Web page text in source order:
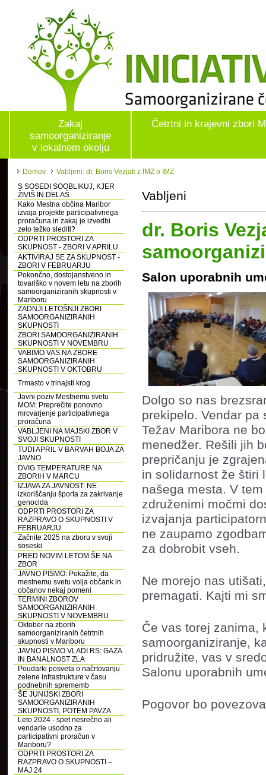
Zakaj
samoorganiziranje
v lokalnem okolju
Četrtni in krajevni zbori
Domov
Vabljeni: dr. Boris Vezjak z IMZ o IMZ
S SOSEDI SOOBLIKUJ, KJER
ŽIVIŠ IN DELAŠ
Kako Mestna občina Maribor
izvaja projekte participativnega
proračuna in zakaj je izvedbi
zelo težko slediti?
ODPRTI PROSTORI ZA
SKUPNOST - ZBORI V APRILU
AKTIVIRAJ SE ZA SKUPNOST -
ZBORI V FEBRUARJU
Pokončno, dostojanstveno in
tovariško v novem letu na zborih
samoorganiziranih skupnosti v
Mariboru
ZADNJI LETOŠNJI ZBORI
SAMOORGANIZIRANIH
SKUPNOSTI
ZBORI SAMOORGANIZIRANIH
SKUPNOSTI V NOVEMBRU
VABIMO VAS NA ZBORE
SAMOORGANIZIRANIH
SKUPNOSTI V OKTOBRU
Trmasto v trinajsti krog
Javni poziv Mestnemu svetu
MOM: Preprečite ponovno
mrcvarjenje participativnega
proračuna
VABLJENI NA MAJSKI ZBOR V
SVOJI SKUPNOSTI
TUDI APRIL V BARVAH BOJA ZA
JAVNO
DVIG TEMPERATURE NA
ZBORIH V MARCU
IZJAVA ZA JAVNOST: NE
izkoriščanju športa za zakrivanje
genocida
ODPRTI PROSTORI ZA
RAZPRAVO O SKUPNOSTI V
FEBRUARJU
Začnite 2025 na zboru v svoji
soseski
PRED NOVIM LETOM ŠE NA
ZBOR
JAVNO PISMO: Pokažite, da
mestnemu svetu volja občank in
občanov nekaj pomeni
TERMINI ZBOROV
SAMOORGANIZIRANIH
SKUPNOSTI V NOVEMBRU
Oktober na zborih
samoorganiziranih četrtnih
skupnosti v Mariboru
JAVNO PISMO VLADI RS: GAZA
IN BANALNOST ZLA
Poudarki posveta o načrtovanju
zelene infrastrukture v času
podnebnih sprememb
ŠE JUNIJSKI ZBORI
SAMOORGANIZIRANIH
SKUPNOSTI, POTEM PAVZA
Leto 2024 - spet nesrečno ali
vendarle usodno za
participativni proračun v
Mariboru?
ODPRTI PROSTORI ZA
RAZPRAVO O SKUPNOSTI –
MAJ 24
Vabljeni
dr. Boris
Salon uporabnih
Dolgo so nas
prekipelo. Vendar pa
Težav Maribora ne
menedžer. Rešili jih
prepričanju je
in solidarnost že štiri
našega mesta. V
združenimi močmi
izvajanja
ne zaupamo
za dobrobit vseh.
Ne morejo nas
premagati. Kajti mi
Če vas torej zanima,
samoorganiziranje,
pridružite, vas v
Salonu uporabnih
Pogovor bo